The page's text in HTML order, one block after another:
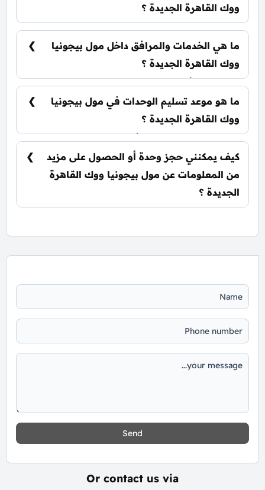
ووك القاهرة الجديدة ؟
يمكنك حجز وحدتك بدفع مقدم 10% فقط، كما يتم
تقسيط الباقي على فترة تصل إلي 7 سنوات بدون أي
فوائد.
ما هي الخدمات والمرافق داخل مول بيجونيا
ووك القاهرة الجديدة ؟
يضم المول أنظمة ذكية، سلالم ومصاعد بانورامية،
أسرع مولدات كهربائية وإطفاء حرائق، جراجات
واسعة، وحراسات أمنية مشددة.
ما هو موعد تسليم الوحدات في مول بيجونيا
ووك القاهرة الجديدة ؟
يتم تسليم الوحدات خلال أربع سنوات من تاريخ
التعاقد.
كيف يمكنني حجز وحدة أو الحصول على مزيد
من المعلومات عن مول بيجونيا ووك القاهرة
الجديدة ؟
Send
Or contact us via